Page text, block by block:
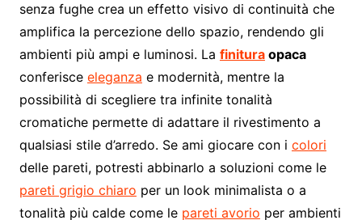
senza fughe crea un effetto visivo di continuità che
amplifica la percezione dello spazio, rendendo gli
ambienti più ampi e luminosi. La finituraopaca
conferisce eleganza e modernità, mentre la
possibilità di scegliere tra infinite tonalità
cromatiche permette di adattare il rivestimento a
qualsiasi stile d’arredo. Se ami giocare con i colori
delle pareti, potresti abbinarlo a soluzioni come le
pareti grigio chiaro per un look minimalista o a
tonalità più calde come le pareti avorio per ambienti